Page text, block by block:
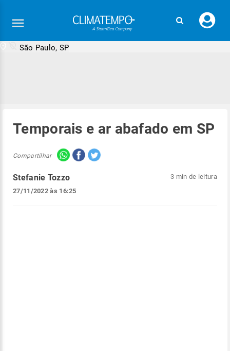
seu
São Paulo, SP
Temporais e ar abafado em SP
Compartilhar
Stefanie Tozzo
27/11/2022 às 16:25
3 min de leitura